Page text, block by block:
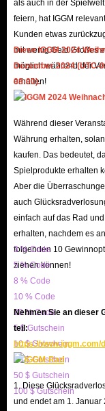
eingeben –Shopping
Erfolgt die Lieferung
IGGM verfügt über
Unabhängig von der
damit Ihr
Ist das In-Game-
Ja. Das Gold auf
das beste Erlebnis zum
günstigen
von bis zu 5 %und ein
sparen können.
Welche Server
Guedelonund
profitieren können.
Warum muss ich
Um sicherzustellen,
benötigen wir Ihren
Verifizierung. Ihre
ausschließlich für die
als auch in der
feiern, hat IGGM
Kunden etwas
mit wenig Geld Großes
möglich während der
erhalten!
Diese IGGM 2024
Dezember 2024 (UTC-
08:00).
Während dieser
Währung erhalten,
kaufen. Das bedeutet,
Spielprodukte erhalten
Aber die
auch
einfach auf das Rad
erhalten, nachdem es
folgenden 10
ziehen können!
3 % Code
5 % Code
8 % Code
10 % Code
20 % Code
5 $ Gutschein
10 $ Gutschein
20 $ Gutschein
50 $ Gutschein
100 $ Gutschein
Nehmen Sie an dieser
teil:
https://www.iggm.com/
1. Diese
und endet am 1. Januar